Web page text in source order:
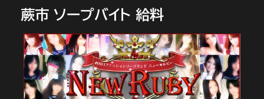
蕨市 ソープバイト 給料